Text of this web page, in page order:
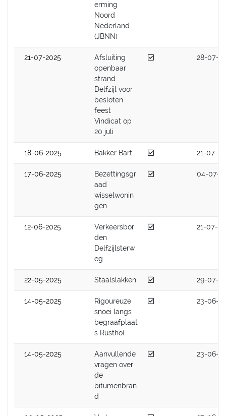
erming
Noord
Nederland
(JBNN)
21-07-2025
Afsluiting
openbaar
strand
Delfzijl voor
besloten
feest
Vindicat op
20 juli
Afgedaan 28-07-
18-06-2025 Bakker Bart Afgedaan 21-07-
17-06-2025
Bezettingsgr
aad
wisselwonin
gen
Afgedaan 04-07-
12-06-2025
Verkeersbor
den
Delfzijlsterw
eg
Afgedaan 21-07-
22-05-2025 Staalslakken Afgedaan 29-07-
14-05-2025
Rigoureuze
snoei langs
begraafplaat
s Rusthof
Afgedaan 23-06-
14-05-2025
Aanvullende
vragen over
de
bitumenbran
d
Afgedaan 23-06-